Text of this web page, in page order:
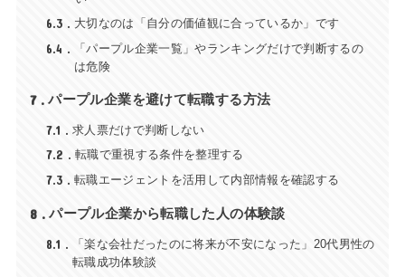
6.3 大切なのは「自分の価値観に合っているか」です
6.4
「パープル企業一覧」やランキングだけで判断するの
は危険
7 パープル企業を避けて転職する方法
7.1 求人票だけで判断しない
7.2 転職で重視する条件を整理する
7.3 転職エージェントを活用して内部情報を確認する
8 パープル企業から転職した人の体験談
8.1
「楽な会社だったのに将来が不安になった」20代男性の
転職成功体験談